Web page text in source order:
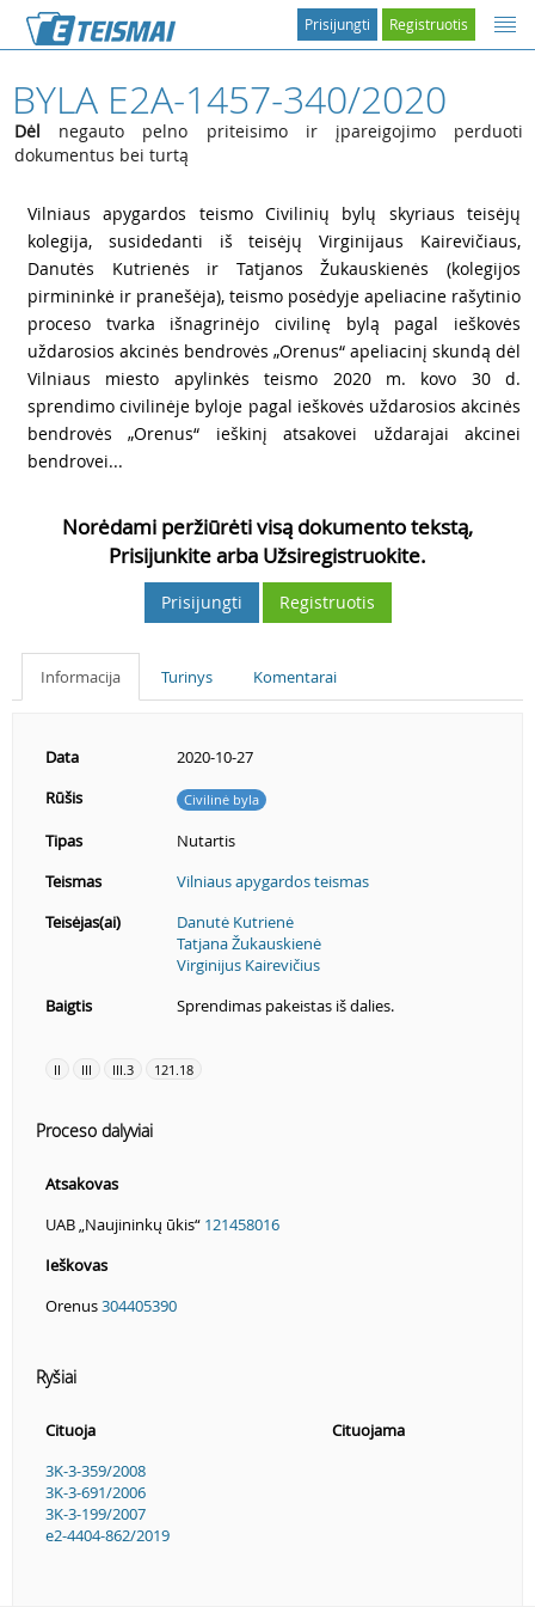
Registruotis
Prisijungti
BYLA E2A-1457-340/2020
Dėl negauto pelno priteisimo ir įpareigojimo perduoti
dokumentus bei turtą
Vilniaus apygardos teismo Civilinių bylų skyriaus teisėjų
kolegija, susidedanti iš teisėjų Virginijaus Kairevičiaus,
Danutės Kutrienės ir Tatjanos Žukauskienės (kolegijos
pirmininkė ir pranešėja), teismo posėdyje apeliacine rašytinio
proceso tvarka išnagrinėjo civilinę bylą pagal ieškovės
uždarosios akcinės bendrovės „Orenus“ apeliacinį skundą dėl
Vilniaus miesto apylinkės teismo 2020 m. kovo 30 d.
sprendimo civilinėje byloje pagal ieškovės uždarosios akcinės
bendrovės „Orenus“ ieškinį atsakovei uždarajai akcinei
bendrovei...
Norėdami peržiūrėti visą dokumento tekstą,
Prisijunkite arba Užsiregistruokite.
Prisijungti Registruotis
Informacija Turinys Komentarai
Data
2020-10-27
Rūšis
Civilinė byla
Tipas
Nutartis
Teismas
Vilniaus apygardos teismas
Teisėjas(ai)
Danutė Kutrienė
Tatjana Žukauskienė
Virginijus Kairevičius
Baigtis
Sprendimas pakeistas iš dalies.
II III III.3 121.18
Proceso dalyviai
Atsakovas
UAB „Naujininkų ūkis“ 121458016
Ieškovas
Orenus304405390
Ryšiai
Cituoja
Cituojama
3K-3-359/2008
3K-3-691/2006
3K-3-199/2007
e2-4404-862/2019